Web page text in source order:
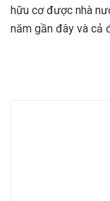
hữu cơ được nhà
năm gần đây và cả